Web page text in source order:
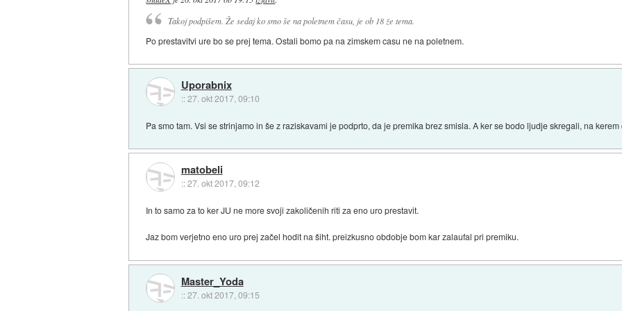
Takoj podpišem. Že sedaj ko smo še na poletnem času, je ob 18 že tema.
Po prestavitvi ure bo se prej tema. Ostali bomo pa na zimskem casu ne na poletnem.
Uporabnix
::27. okt 2017, 09:10
Pa smo tam. Vsi se strinjamo in še z raziskavami je podprto, da je premika brez smisla. A ker se bodo ljudje skregali, na
matobeli
::27. okt 2017, 09:12
In to samo za to ker JU ne more svoji zakoličenih riti za eno uro prestavit.
Jaz bom verjetno eno uro prej začel hodit na šiht. preizkusno obdobje bom kar zalaufal pri premiku.
Master_Yoda
::27. okt 2017, 09:15